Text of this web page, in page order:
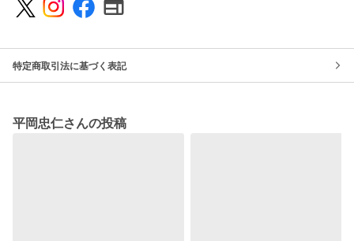
特定商取引法に基づく表記
平岡忠仁さんの投稿